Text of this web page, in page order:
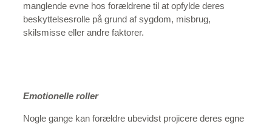
manglende evne hos forældrene til at opfylde deres
beskyttelsesrolle på grund af sygdom, misbrug,
skilsmisse eller andre faktorer.
Emotionelle roller
Nogle gange kan forældre ubevidst projicere deres egne